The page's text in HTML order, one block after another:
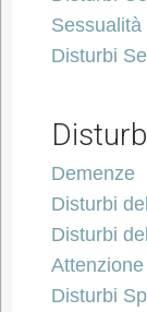
Disturbi
Demenze
Disturbi
Disturbi
Disturbi